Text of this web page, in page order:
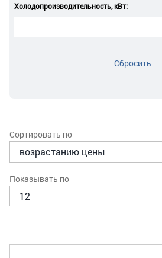
Холодопроизводительность, кВт:
Сбросить
Сортировать по
Показывать по